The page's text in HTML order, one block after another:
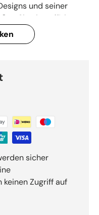
und seiner
Sie eine effiziente
Lebensdauer. Das
machen
mit einem
sicher
Zugriff auf